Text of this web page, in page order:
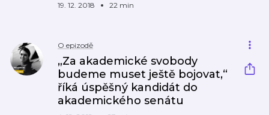
19. 12. 2018 22 min
O epizodě
„Za akademické svobody
budeme muset ještě bojovat,“
říká úspěšný kandidát do
akademického senátu